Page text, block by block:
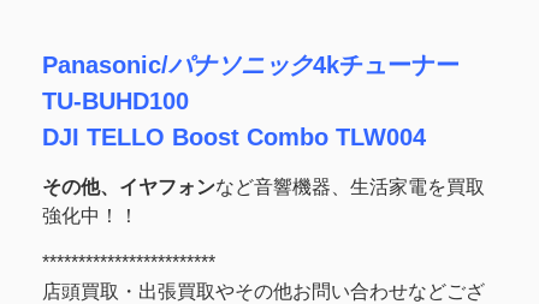
Panasonic/パナソニック4kチューナー
TU-BUHD100
DJI TELLO Boost Combo TLW004
その他、イヤフォンなど音響機器、生活家電を買取
強化中！！
************************
店頭買取・出張買取やその他お問い合わせなどござ